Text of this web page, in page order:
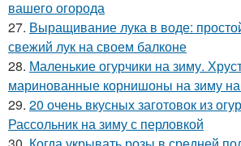
вашего огорода
27. Выращивание лука в воде:
свежий лук на своем балконе
28. Маленькие огурчики на зиму.
маринованные корнишоны на зиму
29. 20 очень вкусных заготовок из
Рассольник на зиму с перловкой